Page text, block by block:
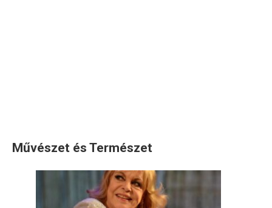
Művészet és Természet